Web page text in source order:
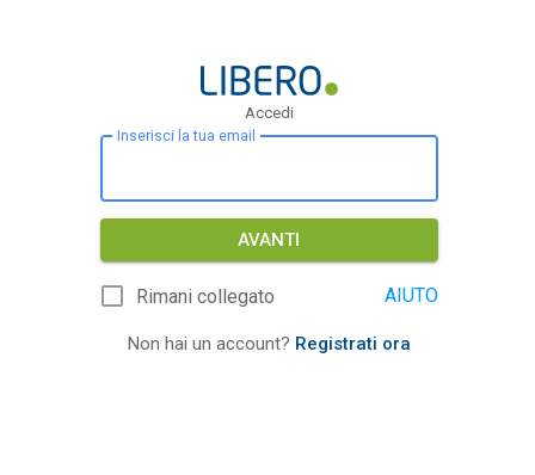
Accedi
Inserisci la tua email
AVANTI
Rimani collegato AIUTO
Non hai un account? Registrati ora